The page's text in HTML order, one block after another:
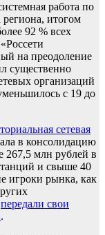
работа по
региона, итогом
92 % всех
на преодоление
существенно
организаций
с 19 до
сетевая
в консолидацию
267,5 млн рублей в
и свыше 40
игроки рынка, как
передали свои
.